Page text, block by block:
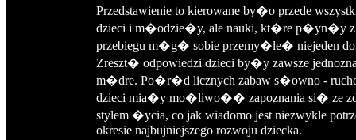
Przedstawienie to kierowane by�o przede
dzieci i m�odzie�y, ale nauki, kt�re p�yn�y z
przebiegu m�g� sobie przemy�le� niejeden
Zreszt� odpowiedzi dzieci by�y zawsze
m�dre. Po�r�d licznych zabaw s�owno -
dzieci mia�y mo�liwo�� zapoznania si� ze
stylem �ycia, co jak wiadomo jest niezwykle
okresie najbujniejszego rozwoju dziecka.